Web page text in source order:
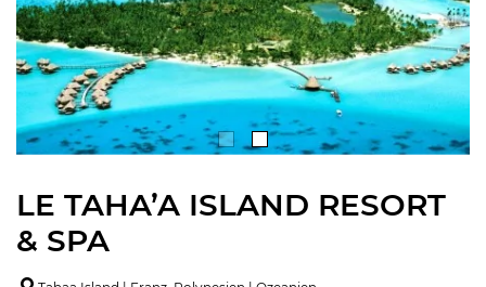
LE TAHA’A ISLAND RESORT
& SPA